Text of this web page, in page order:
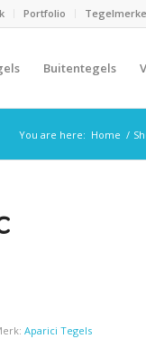
Portfolio
Buitentegels
You are here: Home /
Aparici Tegels